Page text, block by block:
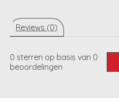
Reviews (0)
0 sterren op basis van 0
beoordelingen